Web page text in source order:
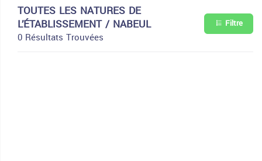
TOUTES LES NATURES DE
L’ÉTABLISSEMENT / NABEUL
0 Résultats Trouvées
Filtre